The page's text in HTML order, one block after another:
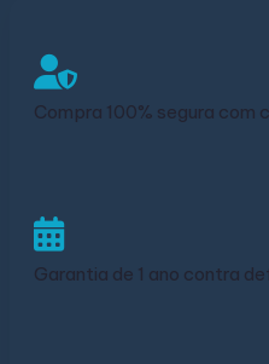
Compra 100% segura com
Garantia de 1 ano contra